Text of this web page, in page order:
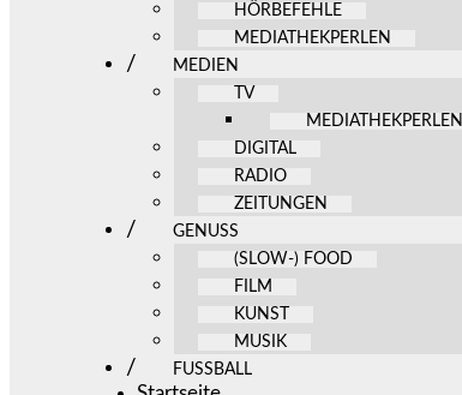
HÖRBEFEHLE
MEDIATHEKPERLEN
MEDIEN
TV
MEDIATHEKPERLEN
DIGITAL
RADIO
ZEITUNGEN
GENUSS
(SLOW-) FOOD
FILM
KUNST
MUSIK
FUSSBALL